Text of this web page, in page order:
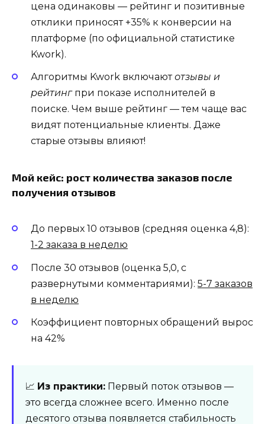
цена одинаковы — рейтинг и позитивные
отклики приносят +35% к конверсии на
платформе (по официальной статистике
Kwork).
Алгоритмы Kwork включаютотзывы и
рейтингпри показе исполнителей в
поиске. Чем выше рейтинг — тем чаще вас
видят потенциальные клиенты. Даже
старые отзывы влияют!
Мой кейс: рост количества заказов после
получения отзывов
До первых 10 отзывов (средняя оценка 4,8):
1-2 заказа в неделю
После 30 отзывов (оценка 5,0, с
развернутыми комментариями): 5-7 заказов
в неделю
Коэффициент повторных обращений вырос
на 42%
📈 Из практики: Первый поток отзывов —
это всегда сложнее всего. Именно после
десятого отзыва появляется стабильность